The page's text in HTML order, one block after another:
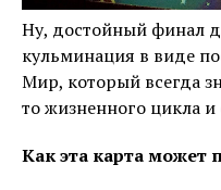
Ну, достойный финал
кульминация в виде
Мир, который всегда
то жизненного цикла
Как эта карта может